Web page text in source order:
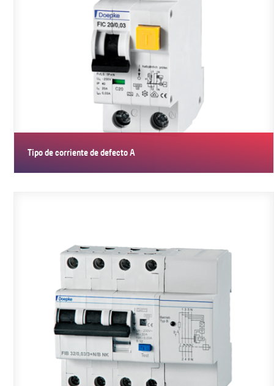
Tipo de corriente de defecto A